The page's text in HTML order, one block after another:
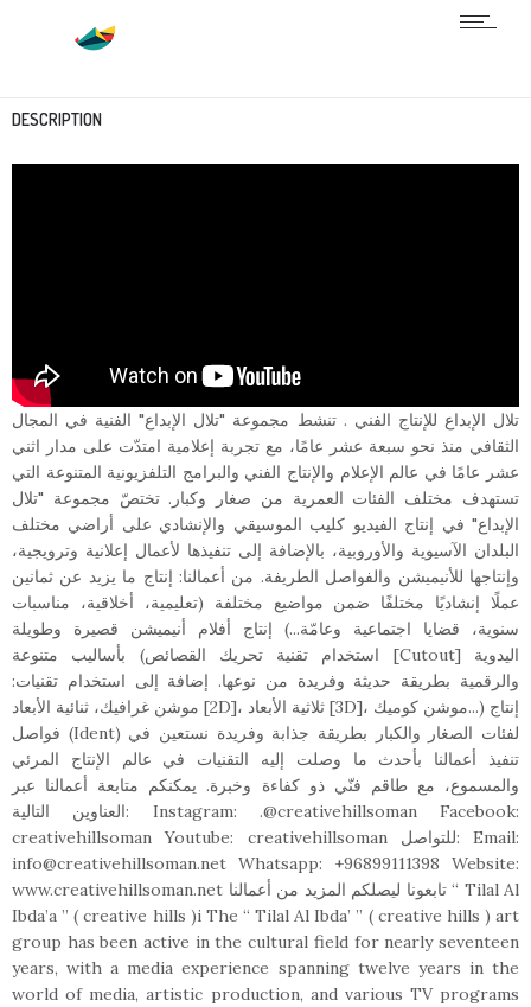
DESCRIPTION
تلال الإبداع للإنتاج الفني . تنشط مجموعة "تلال الإبداع" الفنية في المجال
الثقافي منذ نحو سبعة عشر عامًا، مع تجربة إعلامية امتدّت على مدار اثني
عشر عامًا في عالم الإعلام والإنتاج الفني والبرامج التلفزيونية المتنوعة التي
تستهدف مختلف الفئات العمرية من صغار وكبار. تختصّ مجموعة "تلال
الإبداع" في إنتاج الفيديو كليب الموسيقي والإنشادي على أراضي مختلف
البلدان الآسيوية والأوروبية، بالإضافة إلى تنفيذها لأعمال إعلانية وترويجية،
وإنتاجها للأنيميشن والفواصل الطريفة. من أعمالنا: إنتاج ما يزيد عن ثمانين
عملًا إنشاديًا مختلفًا ضمن مواضيع مختلفة (تعليمية، أخلاقية، مناسبات
سنوية، قضايا اجتماعية وعامّة...) إنتاج أفلام أنيميشن قصيرة وطويلة
بأساليب متنوعة (استخدام تقنية تحريك القصائص [Cutout] اليدوية
والرقمية بطريقة حديثة وفريدة من نوعها. إضافة إلى استخدام تقنيات:
موشن غرافيك، ثنائية الأبعاد [2D]، ثلاثية الأبعاد [3D]، موشن كوميك...) إنتاج
فواصل (Ident) لفئات الصغار والكبار بطريقة جذابة وفريدة نستعين في
تنفيذ أعمالنا بأحدث ما وصلت إليه التقنيات في عالم الإنتاج المرئي
والمسموع، مع طاقم فنّي ذو كفاءة وخبرة. يمكنكم متابعة أعمالنا عبر
العناوين التالية: Instagram: .@creativehillsoman Facebook:
creativehillsoman Youtube: creativehillsoman للتواصل: Email:
info@creativehillsoman.net Whatsapp: +96899111398 Website:
www.creativehillsoman.net تابعونا ليصلكم المزيد من أعمالنا “ Tilal Al
Ibda’a ” ( creative hills )i The “ Tilal Al Ibda’ ” ( creative hills ) art
group has been active in the cultural field for nearly seventeen
years, with a media experience spanning twelve years in the
world of media, artistic production, and various TV programs